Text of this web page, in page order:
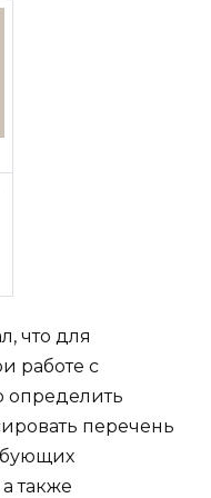
что для
работе с
определить
перечень
также